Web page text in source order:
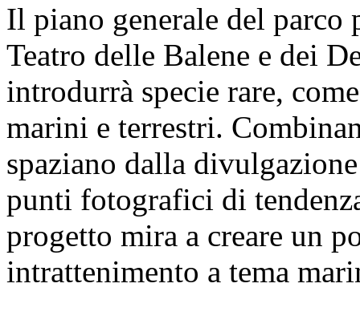
Il piano generale del
Teatro delle Balene e dei
introdurrà specie rare,
marini e terrestri.
spaziano dalla
punti fotografici di
progetto mira a creare un
intrattenimento a tema